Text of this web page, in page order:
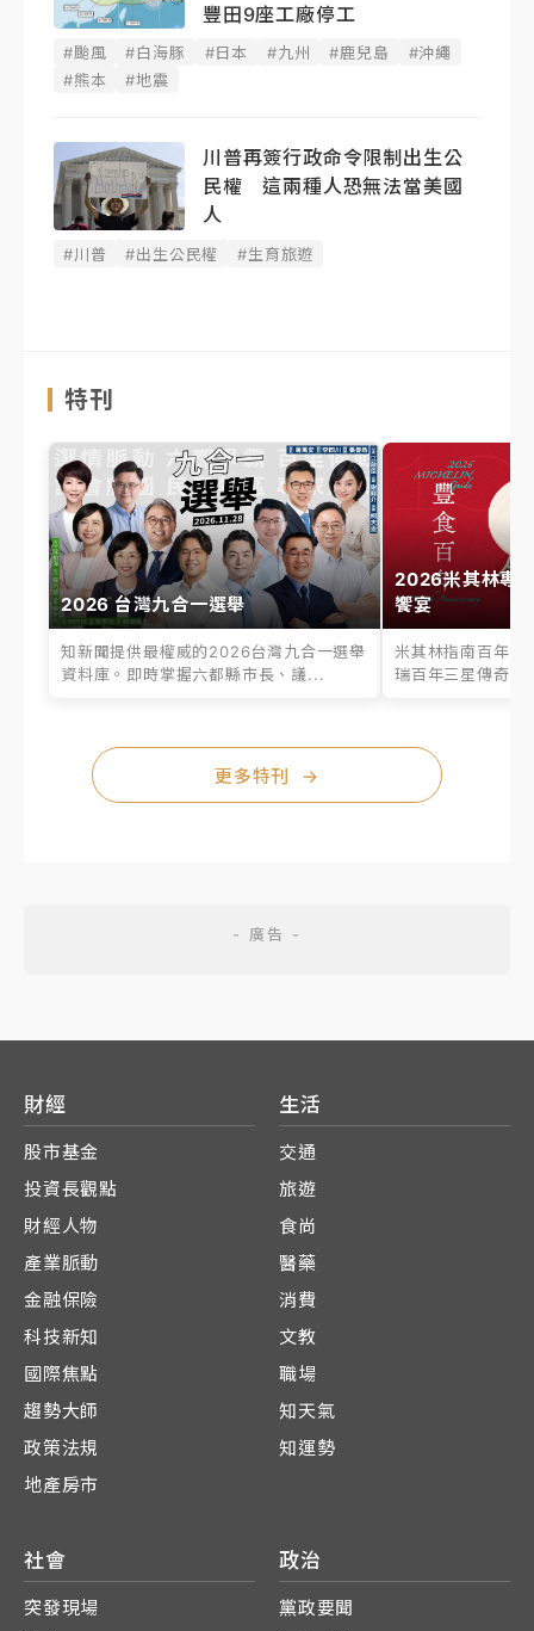
豐田9座工廠停工
#颱風 #白海豚 #日本 #九州 #鹿兒島
#沖繩
#熊本
#地震
川普再簽行政命令限制出生公
民權 這兩種人恐無法當美國
人
#川普 #出生公民權 #生育旅遊
特刊
2026 台灣九合一選舉
知新聞提供最權威的2026台灣九合一選舉
資料庫。即時掌握六都縣市長、議...
2026米其林專
饗宴
米其林指南百年之
瑞百年三星傳奇、
更多特刊 →
財經
股市基金
投資長觀點
財經人物
產業脈動
金融保險
科技新知
國際焦點
趨勢大師
政策法規
地產房市
生活
交通
旅遊
食尚
醫藥
消費
文教
職場
知天氣
知運勢
社會
突發現場
政治
黨政要聞